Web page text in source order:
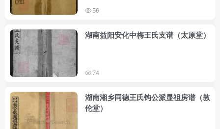
56
湖南益阳安化中梅王氏支谱（太原堂）
74
湖南湘乡同德王氏钧公派显祖房谱（敦
伦堂）